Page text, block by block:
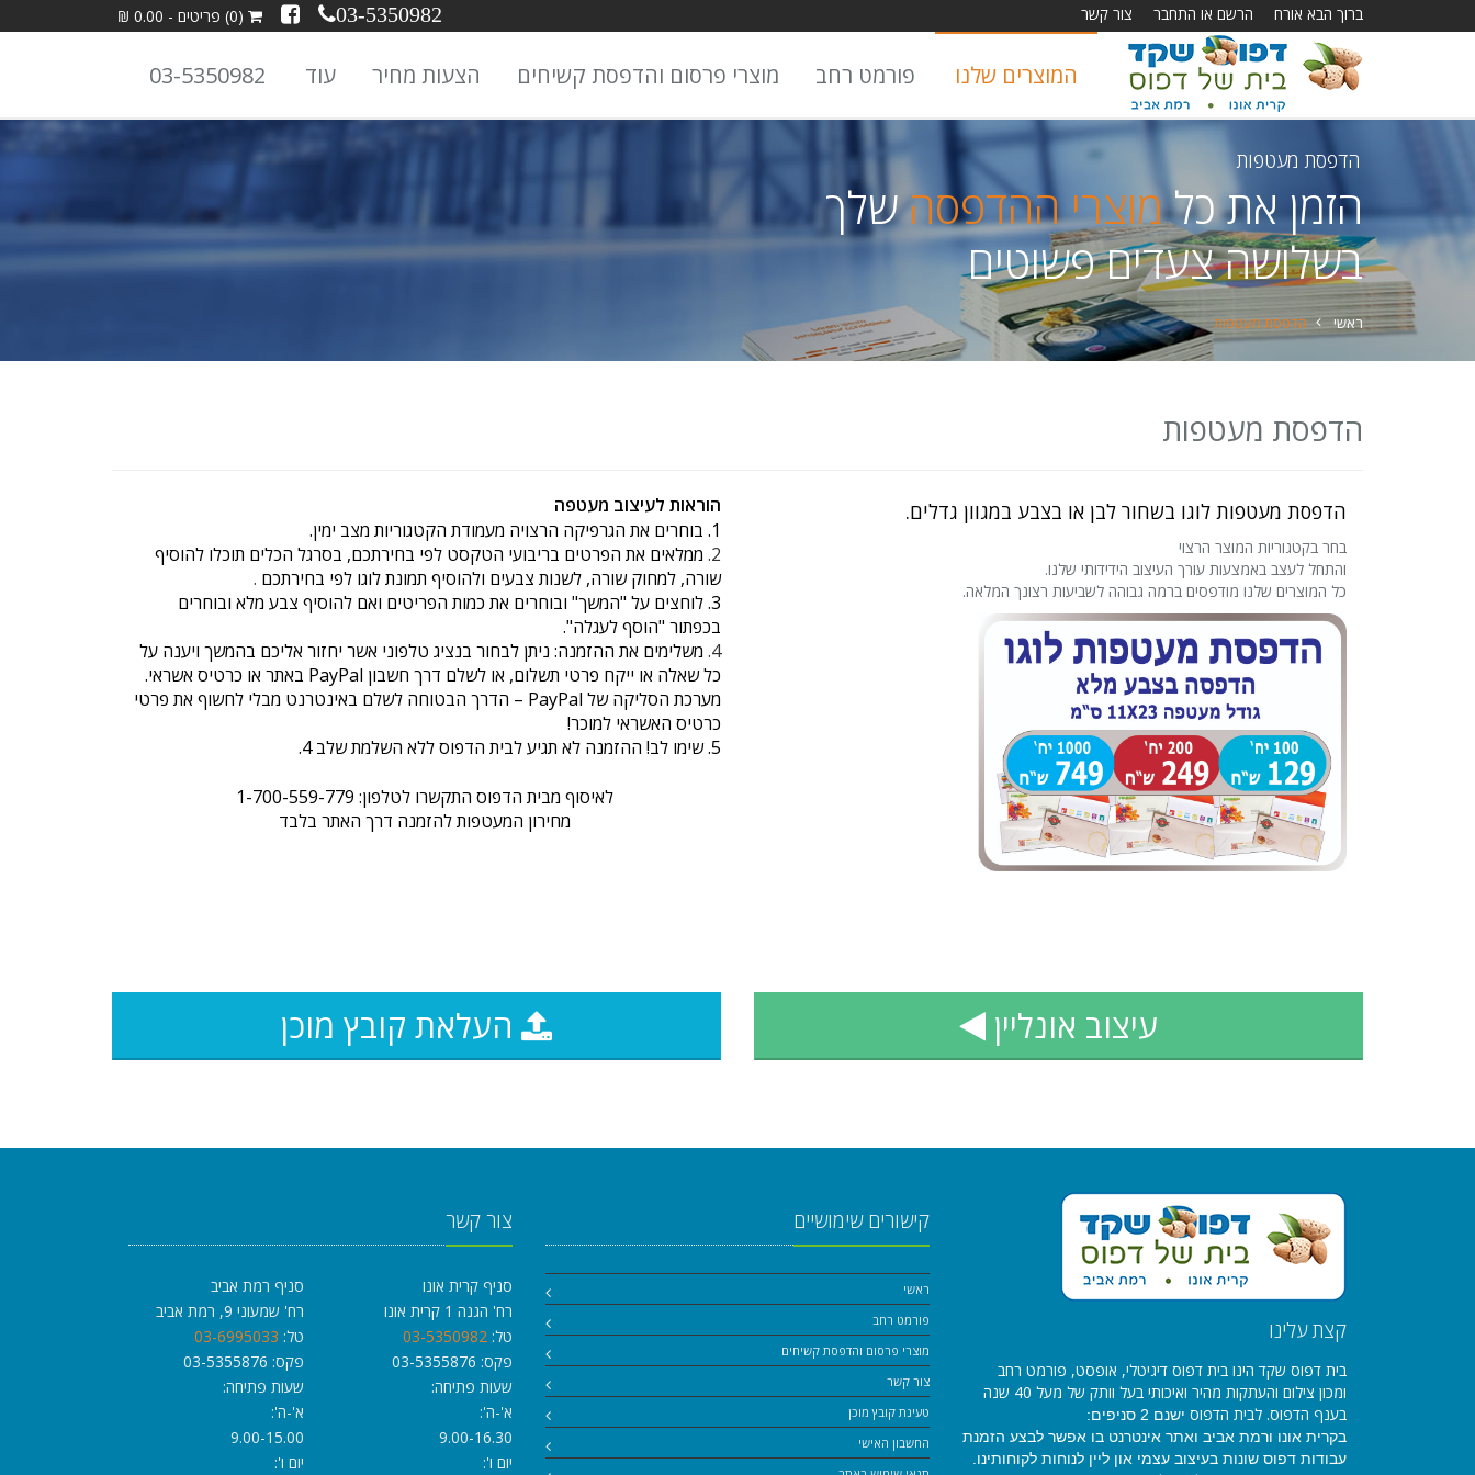
ברוך הבא אורח הרשם או התחבר צור קשר 03-5350982 (0) פריטים - 0.00 ₪
המוצרים שלנו פורמט רחב מוצרי פרסום והדפסת קשיחים הצעות מחיר עוד 03-5350982
הדפסת מעטפות
הזמן את כלמוצרי ההדפסהשלך
בשלושה צעדים פשוטים
ראשי הדפסת מעטפות
הדפסת מעטפות
הדפסת מעטפות לוגו בשחור לבן או בצבע במגוון גדלים.
בחר בקטגוריות המוצר הרצוי
והתחל לעצב באמצעות עורך העיצוב הידידותי שלנו.
כל המוצרים שלנו מודפסים ברמה גבוהה לשביעות רצונך המלאה.
הוראות לעיצוב מעטפה
1. בוחרים את הגרפיקה הרצויה מעמודת הקטגוריות מצב ימין.
2. ממלאים את הפרטים בריבועי הטקסט לפי בחירתכם, בסרגל הכלים תוכלו להוסיף
שורה, למחוק שורה, לשנות צבעים ולהוסיף תמונת לוגו לפי בחירתכם .
3. לוחצים על "המשך" ובוחרים את כמות הפריטים ואם להוסיף צבע מלא ובוחרים
בכפתור "הוסף לעגלה".
4. משלימים את ההזמנה: ניתן לבחור בנציג טלפוני אשר יחזור אליכם בהמשך ויענה על
כל שאלה או ייקח פרטי תשלום, או לשלם דרך חשבון PayPal באתר או כרטיס אשראי.
מערכת הסליקה של PayPal – הדרך הבטוחה לשלם באינטרנט מבלי לחשוף את פרטי
כרטיס האשראי למוכר!
5. שימו לב! ההזמנה לא תגיע לבית הדפוס ללא השלמת שלב 4.
לאיסוף מבית הדפוס התקשרו לטלפון: 1-700-559-779
מחירון המעטפות להזמנה דרך האתר בלבד
עיצוב אונליין העלאת קובץ מוכן
קצת עלינו
בית דפוס שקד הינו בית דפוס דיגיטלי, אופסט, פורמט רחב
ומכון צילום והעתקות מהיר ואיכותי בעל וותק של מעל 40 שנה
בענף הדפוס. לבית הדפוס ישנם 2 סניפים:
בקרית אונו ורמת אביב ואתר אינטרנט בו אפשר לבצע הזמנת
עבודות דפוס שונות בעיצוב עצמי און ליין לנוחות לקוחותינו.
קישורים שימושיים
ראשי
פורמט רחב
מוצרי פרסום והדפסת קשיחים
צור קשר
טעינת קובץ מוכן
החשבון האישי
צור קשר
סניף קרית אונו
רח' הגנה 1 קרית אונו
טל: 03-5350982
פקס: 03-5355876
שעות פתיחה:
א'-ה':
9.00-16.30
יום ו':
סניף רמת אביב
רח' שמעוני 9, רמת אביב
טל: 03-6995033
פקס: 03-5355876
שעות פתיחה:
א'-ה':
9.00-15.00
יום ו':